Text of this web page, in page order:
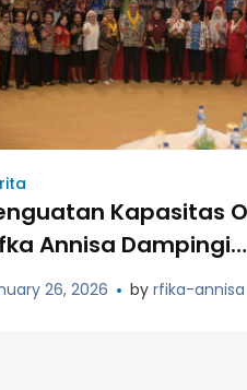
Kapasitas
Annisa Dampingi
Forum PPA
26, 2026 by rfika-annisa